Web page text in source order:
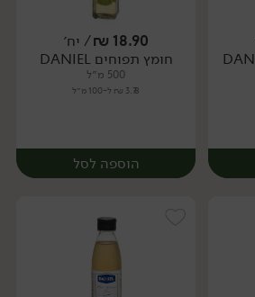
יח׳
18.90
₪/ יח׳
חומץ תפוחים DANIEL
500 מ״ל
3.78 ₪ ל-100 מ״ל
הוספה לסל